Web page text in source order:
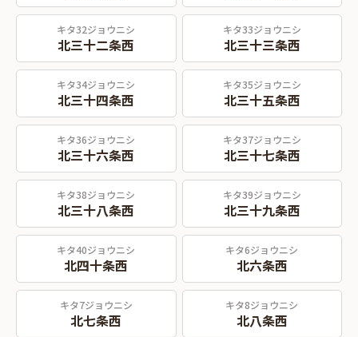
キタ32ジョウニシ
北三十二条西
キタ33ジョウニシ
北三十三条西
キタ34ジョウニシ
北三十四条西
キタ35ジョウニシ
北三十五条西
キタ36ジョウニシ
北三十六条西
キタ37ジョウニシ
北三十七条西
キタ38ジョウニシ
北三十八条西
キタ39ジョウニシ
北三十九条西
キタ40ジョウニシ
北四十条西
キタ6ジョウニシ
北六条西
キタ7ジョウニシ
北七条西
キタ8ジョウニシ
北八条西